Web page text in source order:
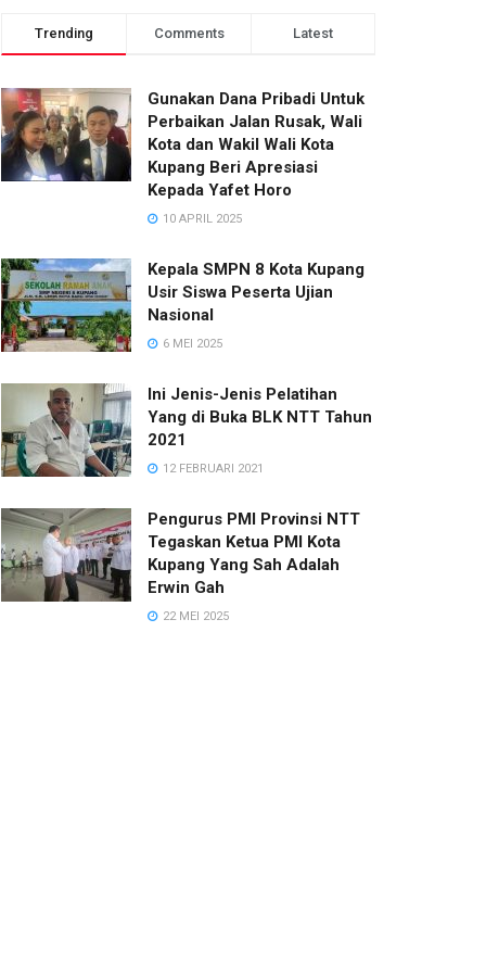
Trending Comments Latest
Gunakan Dana Pribadi Untuk
Perbaikan Jalan Rusak, Wali
Kota dan Wakil Wali Kota
Kupang Beri Apresiasi
Kepada Yafet Horo
10 APRIL 2025
Kepala SMPN 8 Kota Kupang
Usir Siswa Peserta Ujian
Nasional
6 MEI 2025
Ini Jenis-Jenis Pelatihan
Yang di Buka BLK NTT Tahun
2021
12 FEBRUARI 2021
Pengurus PMI Provinsi NTT
Tegaskan Ketua PMI Kota
Kupang Yang Sah Adalah
Erwin Gah
22 MEI 2025